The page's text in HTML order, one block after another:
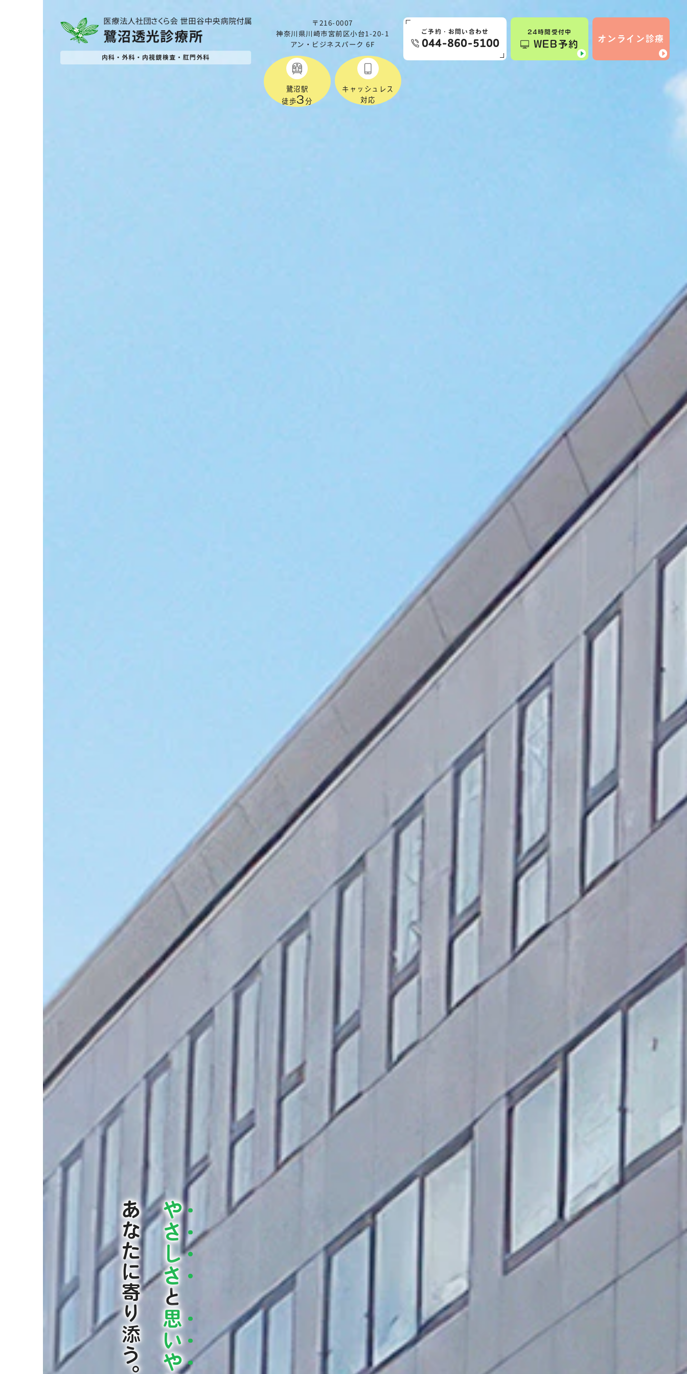
〒216-0007
神奈川県川崎市宮前区小台1-20-1
アン・ビジネスパーク 6F
鷺沼駅
徒歩3分
キャッシュレス
対応
ご予約・お問い合わせ
044-860-5100
24時間受付中
WEB予約
オンライン診療
や
さ
し
さ
と
思
い
や
あなたに寄り添う。